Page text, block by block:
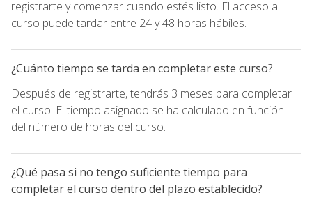
registrarte y comenzar cuando estés listo. El acceso al
curso puede tardar entre 24 y 48 horas hábiles.
¿Cuánto tiempo se tarda en completar este curso?
Después de registrarte, tendrás 3 meses para completar
el curso. El tiempo asignado se ha calculado en función
del número de horas del curso.
¿Qué pasa si no tengo suficiente tiempo para
completar el curso dentro del plazo establecido?